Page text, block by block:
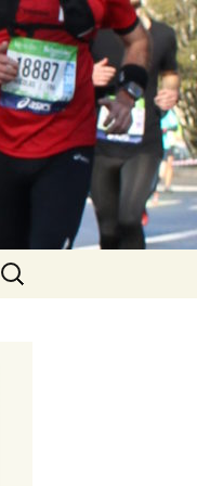
Rechercher :